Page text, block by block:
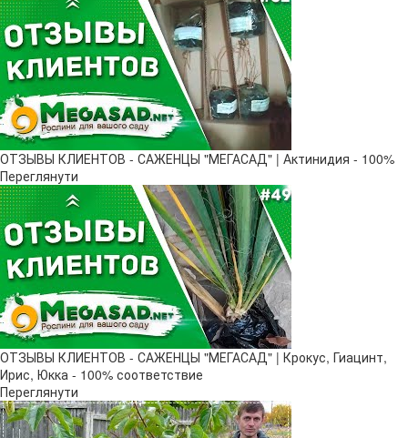
ОТЗЫВЫ КЛИЕНТОВ - САЖЕНЦЫ "МЕГАСАД" | Актинидия - 100%
Переглянути
ОТЗЫВЫ КЛИЕНТОВ - САЖЕНЦЫ "МЕГАСАД" | Крокус, Гиацинт,
Ирис, Юкка - 100% соответствие
Переглянути